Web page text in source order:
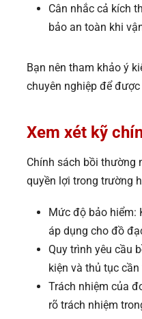
Cân nhắc cả kích
bảo an toàn khi
Bạn nên tham khảo ý
chuyên nghiệp để
Xem xét kỹ
Chính sách bồi thường
quyền lợi trong trường
Mức độ bảo hiểm:
áp dụng cho đồ
Quy trình yêu cầu
kiện và thủ tục
Trách nhiệm của
rõ trách nhiệm